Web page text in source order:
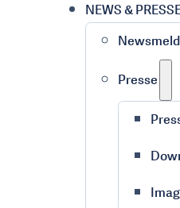
NEWS &
Presse